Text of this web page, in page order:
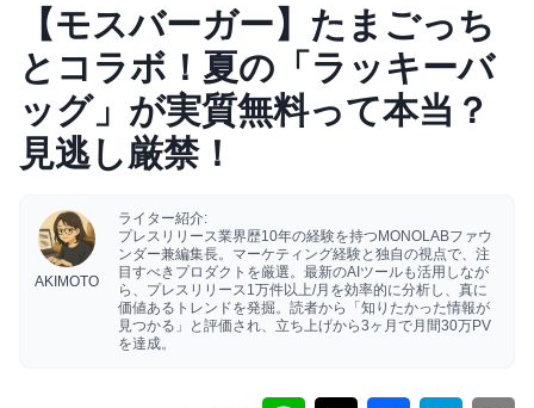
【モスバーガー】たまごっち
とコラボ！夏の「ラッキーバ
ッグ」が実質無料って本当？
見逃し厳禁！
AKIMOTO
ライター紹介:
プレスリリース業界歴10年の経験を持つMONOLABファウ
ンダー兼編集長。マーケティング経験と独自の視点で、注
目すべきプロダクトを厳選。最新のAIツールも活用しなが
ら、プレスリリース1万件以上/月を効率的に分析し、真に
価値あるトレンドを発掘。読者から「知りたかった情報が
見つかる」と評価され、立ち上げから3ヶ月で月間30万PV
を達成。